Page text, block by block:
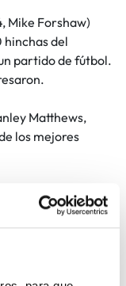
Mike Forshaw)
hinchas del
partido de fútbol.
Matthews,
los mejores
Gratis